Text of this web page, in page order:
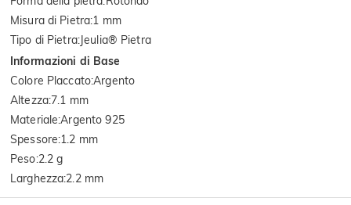
Misura di Pietra:1 mm
Tipo di Pietra:Jeulia® Pietra
Informazioni di Base
Colore Placcato:Argento
Altezza:7.1 mm
Materiale:Argento 925
Spessore:1.2 mm
Peso:2.2 g
Larghezza:2.2 mm